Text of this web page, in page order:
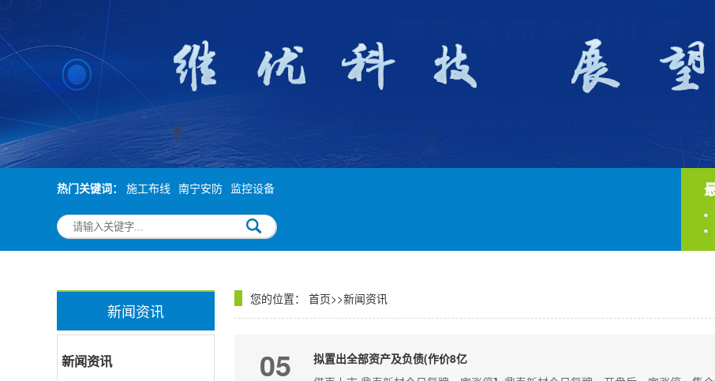
热门关键词： 施工布线 南宁安防 监控设备
新闻资讯
新闻资讯
您的位置： 首页>>新闻资讯
05
拟置出全部资产及负债(作价8亿